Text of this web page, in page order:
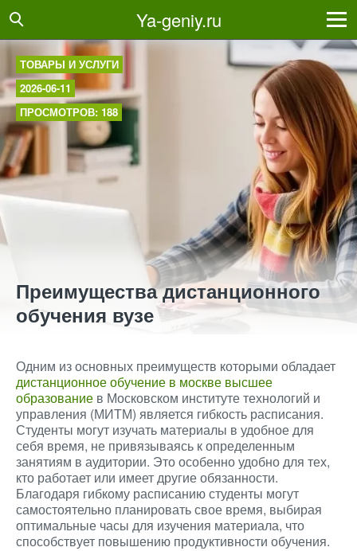
Ya-geniy.ru
ТОВАРЫ И УСЛУГИ
2026-06-11
ПРОСМОТРОВ: 188
Преимущества дистанционного
обучения вузе
Одним из основных преимуществ которыми обладает
дистанционное обучение в москве высшее
образование в Московском институте технологий и
управления (МИТМ) является гибкость расписания.
Студенты могут изучать материалы в удобное для
себя время, не привязываясь к определенным
занятиям в аудитории. Это особенно удобно для тех,
кто работает или имеет другие обязанности.
Благодаря гибкому расписанию студенты могут
самостоятельно планировать свое время, выбирая
оптимальные часы для изучения материала, что
способствует повышению продуктивности обучения.